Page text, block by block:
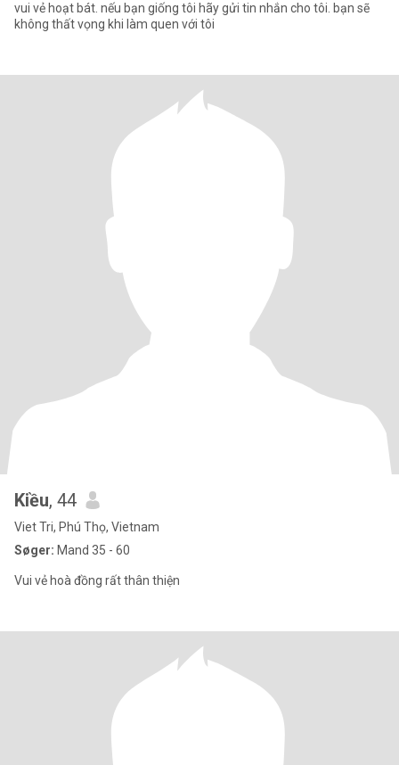
vui vẻ hoạt bát. nếu bạn giống tôi hãy gửi tin nhắn cho tôi. bạn sẽ
không thất vọng khi làm quen với tôi
Kiều, 44
Viet Tri, Phú Thọ, Vietnam
Søger: Mand 35 - 60
Vui vẻ hoà đồng rất thân thiện